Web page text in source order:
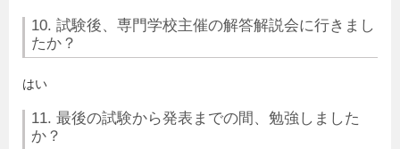
10. 試験後、専門学校主催の解答解説会に行きまし
たか？
はい
11. 最後の試験から発表までの間、勉強しました
か？